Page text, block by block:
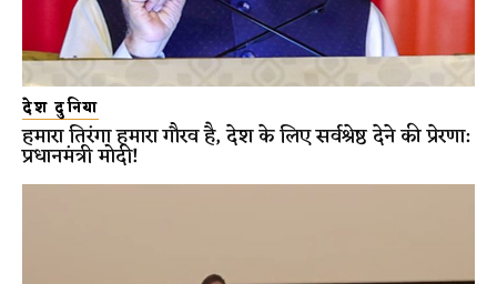
देश दुनिया
हमारा तिरंगा हमारा गौरव है, देश के लिए सर्वश्रेष्ठ देने की प्रेरणा:
प्रधानमंत्री मोदी!